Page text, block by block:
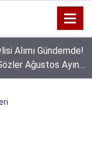
Alımı Gündemde!
Ağustos Ayına